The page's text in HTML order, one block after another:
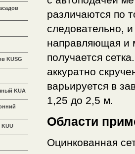
различаются по
следовательно,
направляющая и
получается
аккуратно
варьируется в
1,25 до 2,5 м.
Области
Оцинкованная
KUSG
KUA